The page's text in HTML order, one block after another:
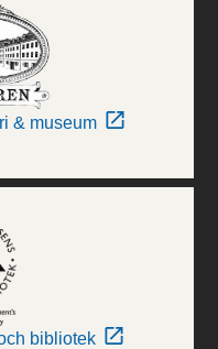
& museum
bibliotek